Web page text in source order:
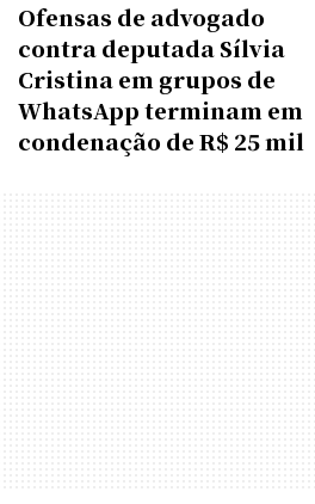
Ofensas de advogado
contra deputada Sílvia
Cristina em grupos de
WhatsApp terminam em
condenação de R$ 25 mil